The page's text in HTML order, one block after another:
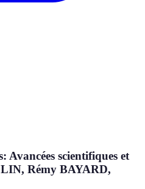
Avancées scientifiques et
Rémy BAYARD,